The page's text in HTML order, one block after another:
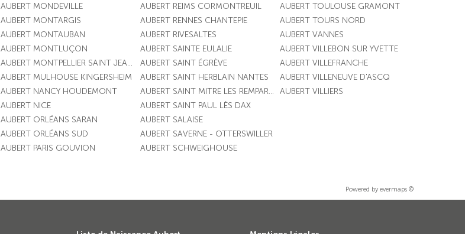
AUBERT MONDEVILLE
AUBERT MONTARGIS
AUBERT MONTAUBAN
AUBERT MONTLUÇON
AUBERT MONTPELLIER SAINT JEAN VEDAS
AUBERT MULHOUSE KINGERSHEIM
AUBERT NANCY HOUDEMONT
AUBERT NICE
AUBERT ORLÉANS SARAN
AUBERT ORLÉANS SUD
AUBERT PARIS GOUVION
AUBERT REIMS CORMONTREUIL
AUBERT RENNES CHANTEPIE
AUBERT RIVESALTES
AUBERT SAINTE EULALIE
AUBERT SAINT ÉGRÈVE
AUBERT SAINT HERBLAIN NANTES
AUBERT SAINT MITRE LES REMPARTS
AUBERT SAINT PAUL LÈS DAX
AUBERT SALAISE
AUBERT SAVERNE - OTTERSWILLER
AUBERT SCHWEIGHOUSE
AUBERT TOULOUSE GRAMONT
AUBERT TOURS NORD
AUBERT VANNES
AUBERT VILLEBON SUR YVETTE
AUBERT VILLEFRANCHE
AUBERT VILLENEUVE D'ASCQ
AUBERT VILLIERS
Powered by evermaps ©